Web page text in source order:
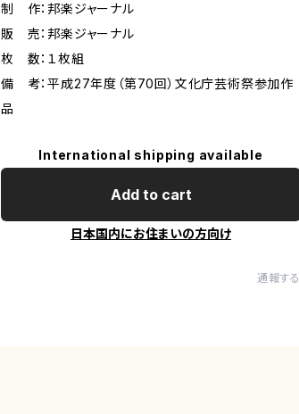
制 作：邦楽ジャーナル
販 売：邦楽ジャーナル
枚 数：１枚組
備 考：平成27年度（第70回）文化庁芸術祭参加作
品
International shipping available
Add to cart
日本国内にお住まいの方向け
通報する